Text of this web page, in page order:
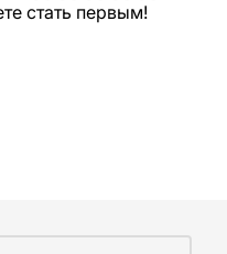
стать первым!